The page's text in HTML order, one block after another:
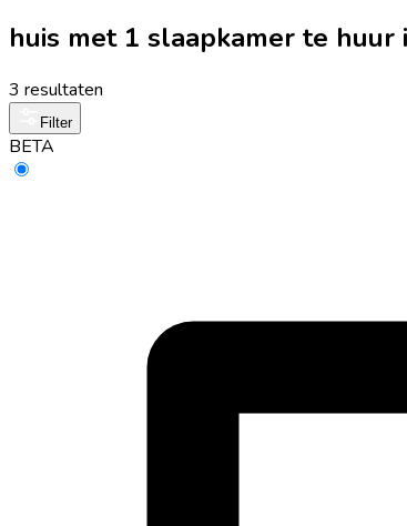
huis met 1 slaapkamer te huur
3 resultaten
Filter
BETA